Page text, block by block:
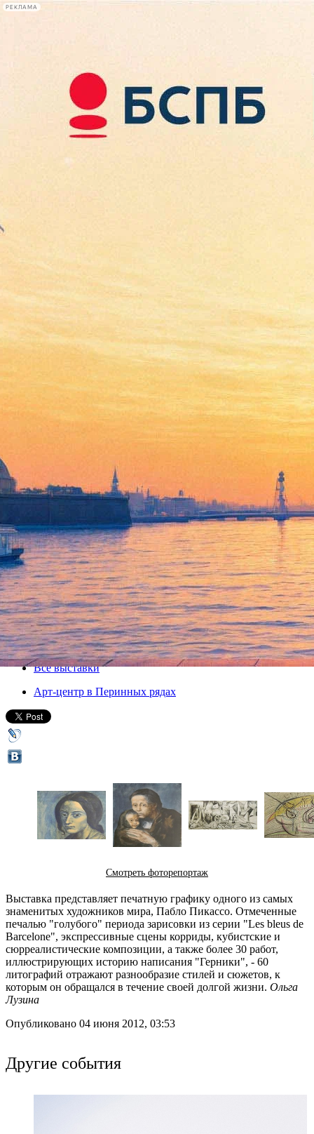
РЕКЛАМА
Сегодня:
2026.08.08
16:55
Афиша Plus
"Параграфы" Пабло
Пикассо
07 июня 2012, четверг-15 октября 2012, понедельник
Версия для печати
Все выставки
Арт-центр в Перинных рядах
Смотреть фоторепортаж
Выставка представляет печатную графику одного из самых
знаменитых художников мира, Пабло Пикассо. Отмеченные
печалью "голубого" периода зарисовки из серии "Les bleus de
Barcelone", экспрессивные сцены корриды, кубистские и
сюрреалистические композиции, а также более 30 работ,
иллюстрирующих историю написания "Герники", - 60
литографий отражают разнообразие стилей и сюжетов, к
которым он обращался в течение своей долгой жизни. Ольга
Лузина
Опубликовано 04 июня 2012, 03:53
Другие события